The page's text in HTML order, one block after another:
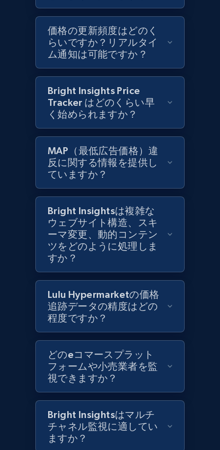
1.3K+ 176+ 今すぐ始める
Zara - Products
Category id, Product id, Product name, Price,
Currency, Colour code, Colour, Description, and
1.2K+ 208+ 今すぐ始める
Zara - Products - discovery by category url
Category id, Product id, Product name, Price,
Currency, Colour code, Colour, Description, and
208+ 今すぐ始める
URL, Product id, Title, Images, Final price,
Currency, Discount, Initial price, and more.
1.1K+ 149+ 今すぐ始める
Best Buy products - Collect data on
products using specified keywords
URL, Product id, Title, Images, Final price,
Currency, Discount, Initial price, and more.
価格の更新頻度はどのく
らいですか？リアルタイ
ム通知は可能ですか？
Bright Insights Price
Tracker はどのくらい早
く始められますか？
MAP（最低広告価格）違
反に関する情報を提供し
ていますか？
Bright Insightsは複雑な
ウェブサイト構造、スキ
ーマ変更、動的コンテン
ツをどのように処理しま
すか？
Lulu Hypermarketの価格
追跡データの精度はどの
程度ですか？
どのeコマースプラット
フォームや小売業者を監
視できますか？
Bright Insightsはマルチ
チャネル監視に適してい
ますか？